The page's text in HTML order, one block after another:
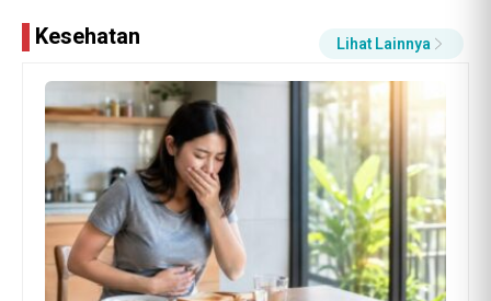
Kesehatan Lihat Lainnya